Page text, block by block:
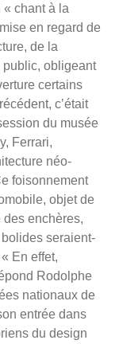
chant à la
en regard de
de la
public, obligeant
certains
c’était
du musée
Ferrari,
néo-
foisonnement
objet de
enchères,
seraient-
En effet,
Rodolphe
nationaux de
entrée dans
du design